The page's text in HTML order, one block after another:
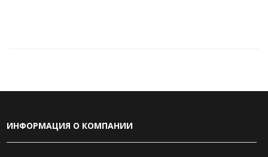
ИНФОРМАЦИЯ О КОМПАНИИ